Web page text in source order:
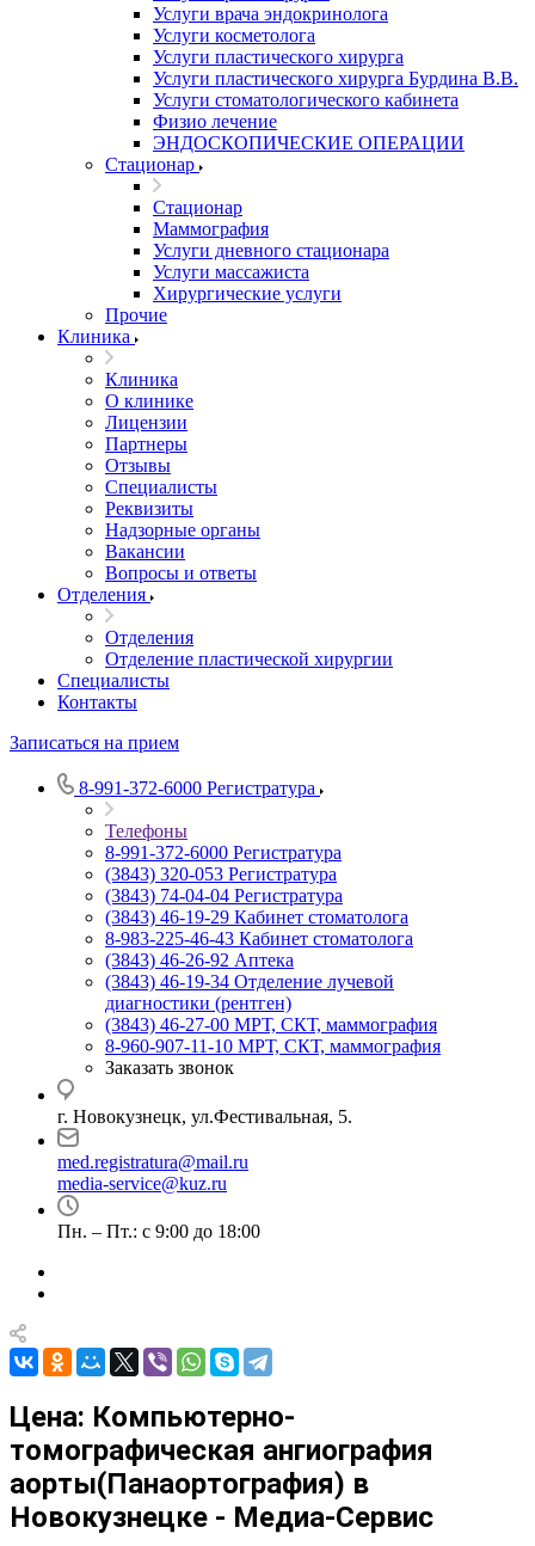
Услуги врача эндокринолога
Услуги косметолога
Услуги пластического хирурга
Услуги пластического хирурга Бурдина В.В.
Услуги стоматологического кабинета
Физио лечение
ЭНДОСКОПИЧЕСКИЕ ОПЕРАЦИИ
Стационар
Стационар
Маммография
Услуги дневного стационара
Услуги массажиста
Хирургические услуги
Прочие
Клиника
Клиника
О клинике
Лицензии
Партнеры
Отзывы
Специалисты
Реквизиты
Надзорные органы
Вакансии
Вопросы и ответы
Отделения
Отделения
Отделение пластической хирургии
Специалисты
Контакты
Записаться на прием
8-991-372-6000 Регистратура
Телефоны
8-991-372-6000 Регистратура
(3843) 320-053 Регистратура
(3843) 74-04-04 Регистратура
(3843) 46-19-29 Кабинет стоматолога
8-983-225-46-43 Кабинет стоматолога
(3843) 46-26-92 Аптека
(3843) 46-19-34 Отделение лучевой
диагностики (рентген)
(3843) 46-27-00 МРТ, СКТ, маммография
8-960-907-11-10 МРТ, СКТ, маммография
Заказать звонок
г. Новокузнецк, ул.Фестивальная, 5.
med.registratura@mail.ru
media-service@kuz.ru
Пн. – Пт.: с 9:00 до 18:00
Цена: Компьютерно-
томографическая ангиография
аорты(Панаортография) в
Новокузнецке - Медиа-Сервис